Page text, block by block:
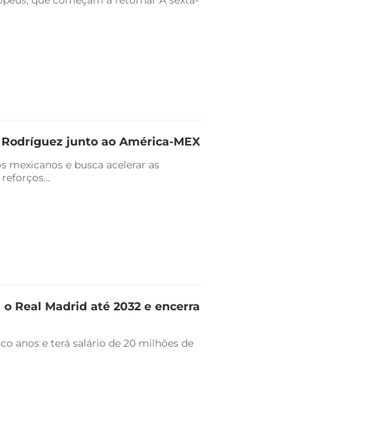
junto ao América-MEX
mexicanos e busca acelerar as
Real Madrid até 2032 e encerra
anos e terá salário de 20 milhões de